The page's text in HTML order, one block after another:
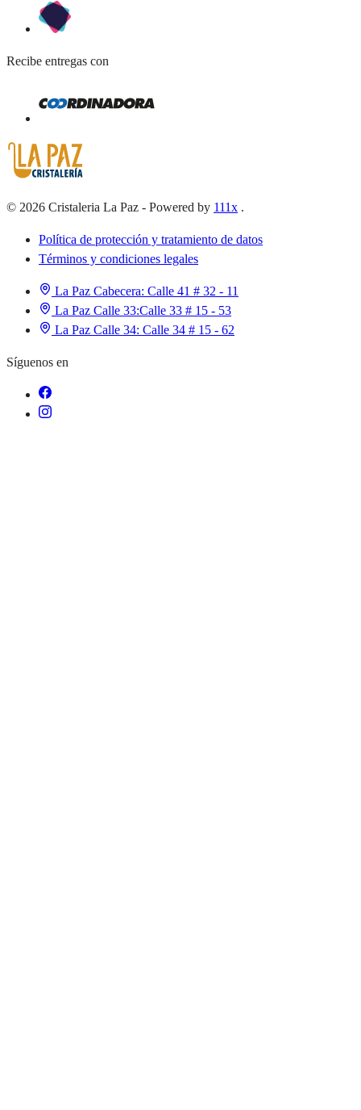
Recibe entregas con
© 2026 Cristaleria La Paz - Powered by 111x .
Política de protección y tratamiento de datos
Términos y condiciones legales
La Paz Cabecera: Calle 41 # 32 - 11
La Paz Calle 33:Calle 33 # 15 - 53
La Paz Calle 34: Calle 34 # 15 - 62
Síguenos en